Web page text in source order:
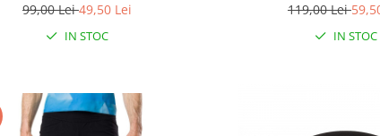
99,00 Lei49,50 Lei
IN STOC
119,00 Lei
IN STOC